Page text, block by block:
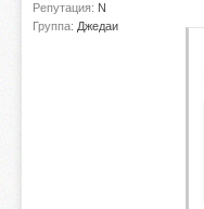
Репутация: N
Группа: Джедаи